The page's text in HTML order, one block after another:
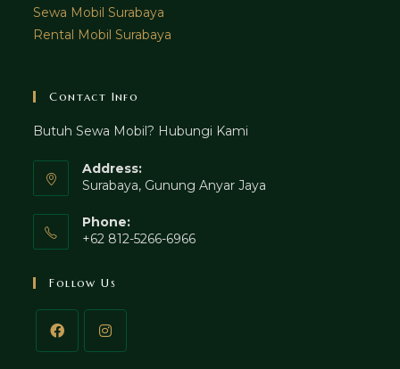
Sewa Mobil Surabaya
Rental Mobil Surabaya
Contact Info
Butuh Sewa Mobil? Hubungi Kami
Address:
Surabaya, Gunung Anyar Jaya
Phone:
+62 812-5266-6966
Follow Us